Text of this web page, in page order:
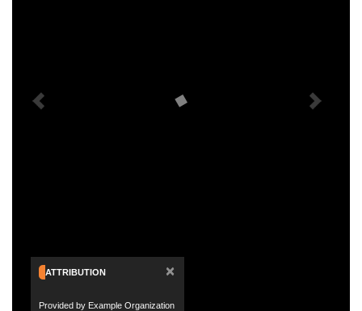
ATTRIBUTION ×
Provided by Example Organization